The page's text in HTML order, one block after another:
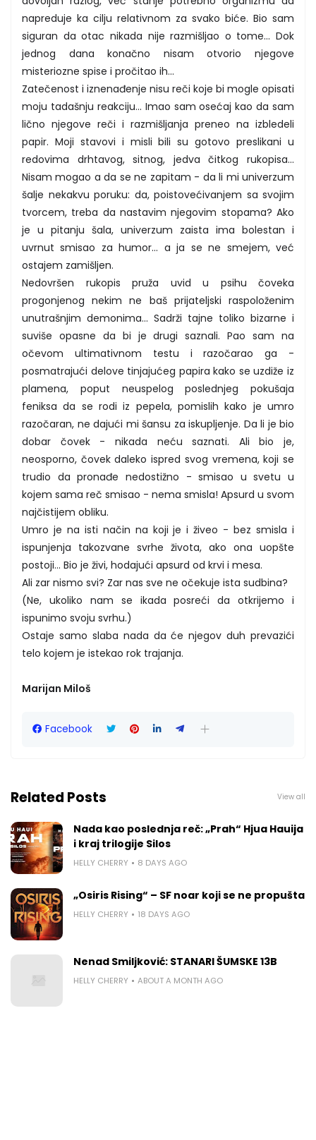
napreduje ka cilju relativnom za svako biće. Bio sam
siguran da otac nikada nije razmišljao o tome... Dok
jednog dana konačno nisam otvorio njegove
misteriozne spise i pročitao ih...
Zatečenost i iznenađenje nisu reči koje bi mogle opisati
moju tadašnju reakciju... Imao sam osećaj kao da sam
lično njegove reči i razmišljanja preneo na izbledeli
papir. Moji stavovi i misli bili su gotovo preslikani u
redovima drhtavog, sitnog, jedva čitkog rukopisa...
Nisam mogao a da se ne zapitam - da li mi univerzum
šalje nekakvu poruku: da, poistovećivanjem sa svojim
tvorcem, treba da nastavim njegovim stopama? Ako
je u pitanju šala, univerzum zaista ima bolestan i
uvrnut smisao za humor... a ja se ne smejem, već
ostajem zamišljen.
Nedovršen rukopis pruža uvid u psihu čoveka
progonjenog nekim ne baš prijateljski raspoloženim
unutrašnjim demonima... Sadrži tajne toliko bizarne i
suviše opasne da bi je drugi saznali. Pao sam na
očevom ultimativnom testu i razočarao ga -
posmatrajući delove tinjajućeg papira kako se uzdiže iz
plamena, poput neuspelog poslednjeg pokušaja
feniksa da se rodi iz pepela, pomislih kako je umro
razočaran, ne dajući mi šansu za iskupljenje. Da li je bio
dobar čovek - nikada neću saznati. Ali bio je,
neosporno, čovek daleko ispred svog vremena, koji se
trudio da pronađe nedostižno - smisao u svetu u
kojem sama reč smisao - nema smisla! Apsurd u svom
najčistijem obliku.
Umro je na isti način na koji je i živeo - bez smisla i
ispunjenja takozvane svrhe života, ako ona uopšte
postoji... Bio je živi, hodajući apsurd od krvi i mesa.
Ali zar nismo svi? Zar nas sve ne očekuje ista sudbina?
(Ne, ukoliko nam se ikada posreći da otkrijemo i
ispunimo svoju svrhu.)
Ostaje samo slaba nada da će njegov duh prevazići
telo kojem je istekao rok trajanja.
Marijan Miloš
Facebook
Related Posts View all
Nada kao poslednja reč: „Prah“ Hjua Hauija
i kraj trilogije Silos
HELLY CHERRY 8 DAYS AGO
„Osiris Rising“ – SF noar koji se ne propušta
HELLY CHERRY 18 DAYS AGO
Nenad Smiljković: STANARI ŠUMSKE 13B
HELLY CHERRY ABOUT A MONTH AGO